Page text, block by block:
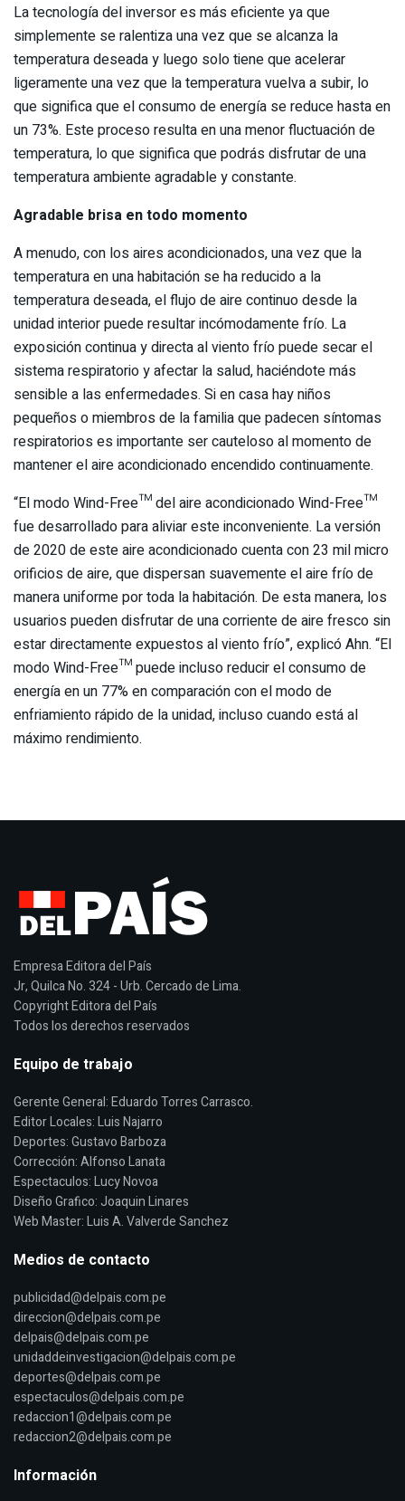
La tecnología del inversor es más eficiente ya que
simplemente se ralentiza una vez que se alcanza la
temperatura deseada y luego solo tiene que acelerar
ligeramente una vez que la temperatura vuelva a subir, lo
que significa que el consumo de energía se reduce hasta en
un 73%. Este proceso resulta en una menor fluctuación de
temperatura, lo que significa que podrás disfrutar de una
temperatura ambiente agradable y constante.
Agradable brisa en todo momento
A menudo, con los aires acondicionados, una vez que la
temperatura en una habitación se ha reducido a la
temperatura deseada, el flujo de aire continuo desde la
unidad interior puede resultar incómodamente frío. La
exposición continua y directa al viento frío puede secar el
sistema respiratorio y afectar la salud, haciéndote más
sensible a las enfermedades. Si en casa hay niños
pequeños o miembros de la familia que padecen síntomas
respiratorios es importante ser cauteloso al momento de
mantener el aire acondicionado encendido continuamente.
“El modo Wind-Free™ del aire acondicionado Wind-Free™
fue desarrollado para aliviar este inconveniente. La versión
de 2020 de este aire acondicionado cuenta con 23 mil micro
orificios de aire, que dispersan suavemente el aire frío de
manera uniforme por toda la habitación. De esta manera, los
usuarios pueden disfrutar de una corriente de aire fresco sin
estar directamente expuestos al viento frío”, explicó Ahn. “El
modo Wind-Free™ puede incluso reducir el consumo de
energía en un 77% en comparación con el modo de
enfriamiento rápido de la unidad, incluso cuando está al
máximo rendimiento.
Empresa Editora del País
Jr, Quilca No. 324 - Urb. Cercado de Lima.
Copyright Editora del País
Todos los derechos reservados
Equipo de trabajo
Gerente General: Eduardo Torres Carrasco.
Editor Locales: Luis Najarro
Deportes: Gustavo Barboza
Corrección: Alfonso Lanata
Espectaculos: Lucy Novoa
Diseño Grafico: Joaquin Linares
Web Master: Luis A. Valverde Sanchez
Medios de contacto
publicidad@delpais.com.pe
direccion@delpais.com.pe
delpais@delpais.com.pe
unidaddeinvestigacion@delpais.com.pe
deportes@delpais.com.pe
espectaculos@delpais.com.pe
redaccion1@delpais.com.pe
redaccion2@delpais.com.pe
Información